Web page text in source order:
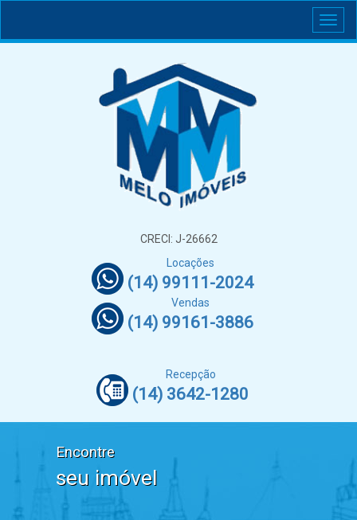
CRECI: J-26662
Locações
(14) 99111-2024
Vendas
(14) 99161-3886
Recepção
(14) 3642-1280
Encontre
seu imóvel